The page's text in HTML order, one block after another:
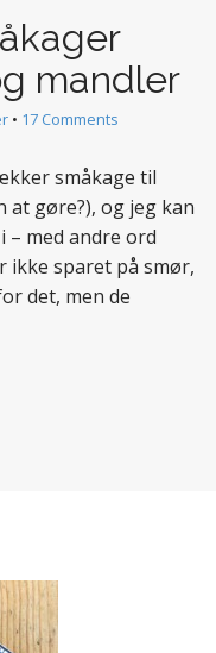
mandler
• 17 Comments
småkage til
at gøre?), og jeg kan
– med andre ord
ikke sparet på smør,
det, men de